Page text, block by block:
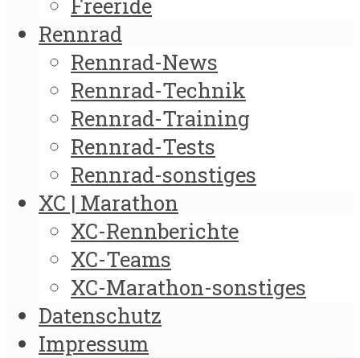
Rennrad
Rennrad-News
Rennrad-Technik
Rennrad-Training
Rennrad-Tests
Rennrad-sonstiges
XC | Marathon
XC-Rennberichte
XC-Teams
XC-Marathon-sonstiges
Datenschutz
Impressum